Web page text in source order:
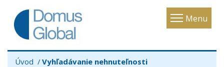
Menu
Toggle
Úvod Vyhľadávanie nehnuteľnosti